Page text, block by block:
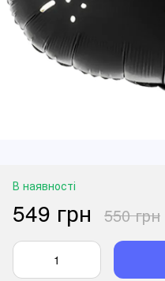
В наявності
549 грн 550 грн